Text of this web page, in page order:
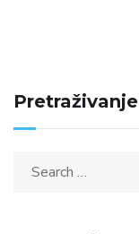
Pretraživanje